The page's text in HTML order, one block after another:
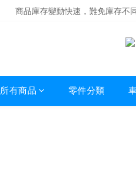
商品庫存變動快速，難免庫存不
商品庫存變動快速，難免庫存不
所有商品 零件分類